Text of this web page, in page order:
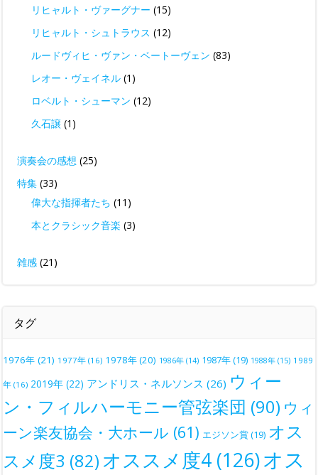
リヒャルト・ヴァーグナー (15)
リヒャルト・シュトラウス (12)
ルードヴィヒ・ヴァン・ベートーヴェン (83)
レオー・ヴェイネル (1)
ロベルト・シューマン (12)
久石譲 (1)
演奏会の感想 (25)
特集 (33)
偉大な指揮者たち (11)
本とクラシック音楽 (3)
雑感 (21)
タグ
1976年 (21) 1977年 (16) 1978年(20) 1986年 (14) 1987年(19) 1988年 (15) 1989
年 (16) 2019年 (22) アンドリス・ネルソンス (26) ウィー
ン・フィルハーモニー管弦楽団 (90) ウィ
ーン楽友協会・大ホール (61) エジソン賞(19) オス
スメ度3 (82) オススメ度4 (126)オス